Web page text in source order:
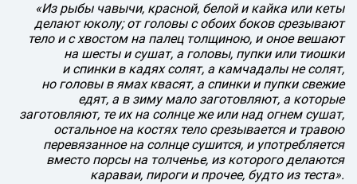
«Из рыбы чавычи, красной, белой и кайка или кеты
делают юколу; от головы с обоих боков срезывают
тело и с хвостом на палец толщиною, и оное вешают
на шесты и сушат, а головы, пупки или тиошки
и спинки в кадях солят, а камчадалы не солят,
но головы в ямах квасят, а спинки и пупки свежие
едят, а в зиму мало заготовляют, а которые
заготовляют, те их на солнце же или над огнем сушат,
остальное на костях тело срезывается и травою
перевязанное на солнце сушится, и употребляется
вместо порсы на толченье, из которого делаются
караваи, пироги и прочее, будто из теста».